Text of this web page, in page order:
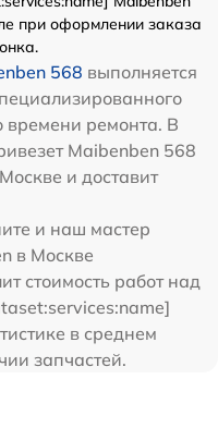
при оформлении заказа
568 выполняется
времени ремонта. В
Maibenben 568
и доставит
и наш мастер
в Москве
стоимость работ над
в среднем
запчастей.